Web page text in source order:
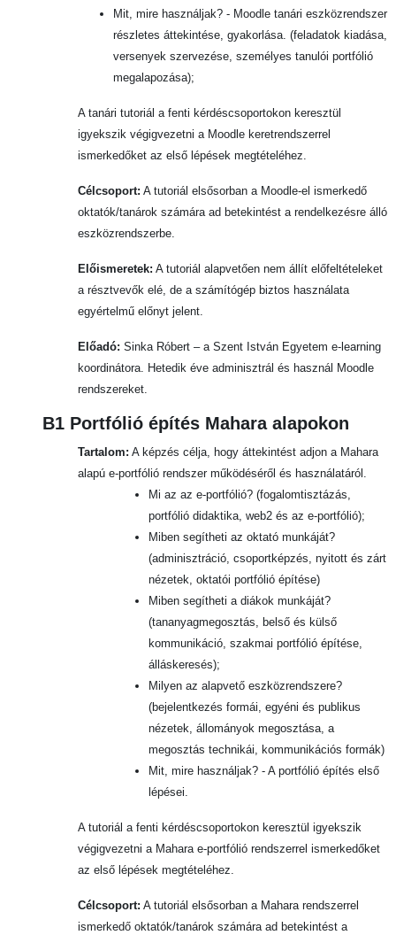
Mit, mire használjak? - Moodle tanári eszközrendszer
részletes áttekintése, gyakorlása. (feladatok kiadása,
versenyek szervezése, személyes tanulói portfólió
megalapozása);
A tanári tutoriál a fenti kérdéscsoportokon keresztül
igyekszik végigvezetni a Moodle keretrendszerrel
ismerkedőket az első lépések megtételéhez.
Célcsoport: A tutoriál elsősorban a Moodle-el ismerkedő
oktatók/tanárok számára ad betekintést a rendelkezésre álló
eszközrendszerbe.
Előismeretek: A tutoriál alapvetően nem állít előfeltételeket
a résztvevők elé, de a számítógép biztos használata
egyértelmű előnyt jelent.
Előadó: Sinka Róbert – a Szent István Egyetem e-learning
koordinátora. Hetedik éve adminisztrál és használ Moodle
rendszereket.
B1 Portfólió építés Mahara alapokon
Tartalom: A képzés célja, hogy áttekintést adjon a Mahara
alapú e-portfólió rendszer működéséről és használatáról.
Mi az az e-portfólió? (fogalomtisztázás,
portfólió didaktika, web2 és az e-portfólió);
Miben segítheti az oktató munkáját?
(adminisztráció, csoportképzés, nyitott és zárt
nézetek, oktatói portfólió építése)
Miben segítheti a diákok munkáját?
(tananyagmegosztás, belső és külső
kommunikáció, szakmai portfólió építése,
álláskeresés);
Milyen az alapvető eszközrendszere?
(bejelentkezés formái, egyéni és publikus
nézetek, állományok megosztása, a
megosztás technikái, kommunikációs formák)
Mit, mire használjak? - A portfólió építés első
lépései.
A tutoriál a fenti kérdéscsoportokon keresztül igyekszik
végigvezetni a Mahara e-portfólió rendszerrel ismerkedőket
az első lépések megtételéhez.
Célcsoport: A tutoriál elsősorban a Mahara rendszerrel
ismerkedő oktatók/tanárok számára ad betekintést a